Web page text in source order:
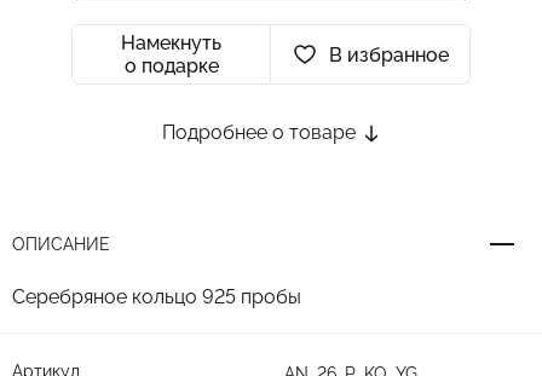
Намекнуть
о подарке
В избранное
Подробнее о товаре
ОПИСАНИЕ
Серебряное кольцо 925 пробы
Артикул